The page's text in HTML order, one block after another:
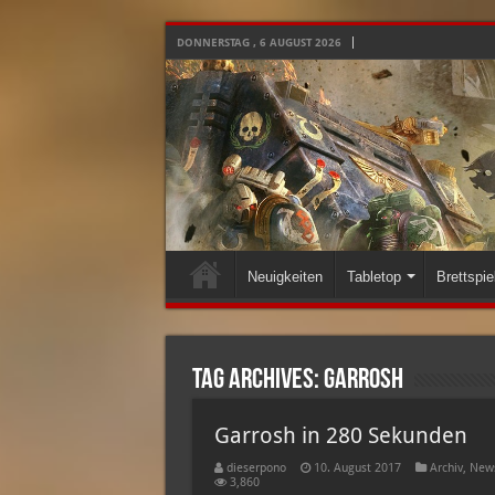
DONNERSTAG , 6 AUGUST 2026
Neuigkeiten Tabletop
Tag Archives:garrosh
Garrosh in 280 Sekunden
dieserpono 10. August 2017 Archiv,
3,860